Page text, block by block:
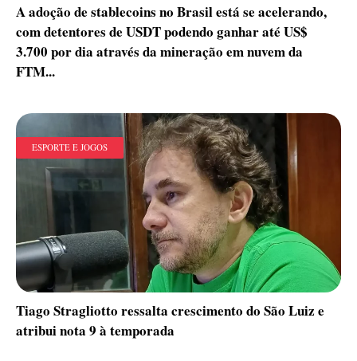
A adoção de stablecoins no Brasil está se acelerando,
com detentores de USDT podendo ganhar até US$
3.700 por dia através da mineração em nuvem da
FTM...
ESPORTE E JOGOS
Tiago Stragliotto ressalta crescimento do São Luiz e
atribui nota 9 à temporada